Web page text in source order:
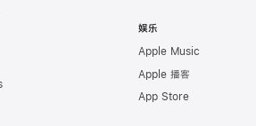
娱乐
Apple Music
Apple 播客
App Store